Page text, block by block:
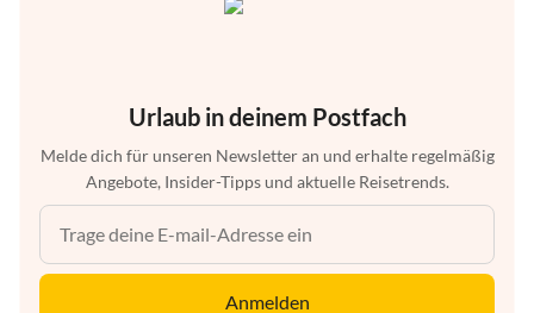
Urlaub in deinem Postfach
Melde dich für unseren Newsletter an und erhalte regelmäßig
Angebote, Insider-Tipps und aktuelle Reisetrends.
Anmelden